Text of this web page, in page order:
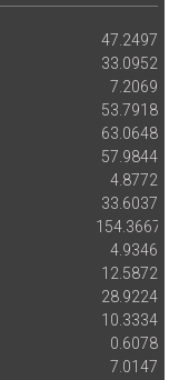
47.2497
33.0952
7.2069
53.7918
63.0648
57.9844
4.8772
33.6037
154.3667
4.9346
12.5872
28.9224
10.3334
0.6078
7.0147